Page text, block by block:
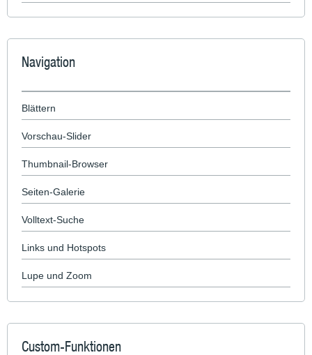
Navigation
Blättern
Vorschau-Slider
Thumbnail-Browser
Seiten-Galerie
Volltext-Suche
Links und Hotspots
Lupe und Zoom
Custom-Funktionen